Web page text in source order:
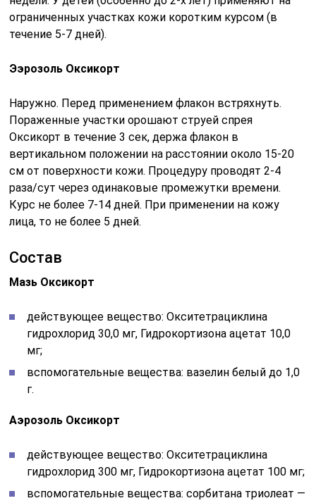
ограниченных участках кожи коротким курсом (в
течение 5-7 дней).
Ээрозоль Оксикорт
Наружно. Перед применением флакон встряхнуть.
Пораженные участки орошают струей спрея
Оксикорт в течение 3 сек, держа флакон в
вертикальном положении на расстоянии около 15-20
см от поверхности кожи. Процедуру проводят 2-4
раза/сут через одинаковые промежутки времени.
Курс не более 7-14 дней. При применении на кожу
лица, то не более 5 дней.
Состав
Мазь Оксикорт
действующее вещество: Окситетрациклина
гидрохлорид 30,0 мг, Гидрокортизона ацетат 10,0
мг;
вспомогательные вещества: вазелин белый до 1,0
г.
Аэрозоль Оксикорт
действующее вещество: Окситетрациклина
гидрохлорид 300 мг, Гидрокортизона ацетат 100 мг;
вспомогательные вещества: сорбитана триолеат —